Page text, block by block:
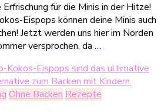
Waldbeer-
Kokos-
Eispops
für die Minis in der Hitze!
Eispops können deine Minis auch
Jetzt werden uns hier im Norden
versprochen, da …
Ohne Backen Rezepte